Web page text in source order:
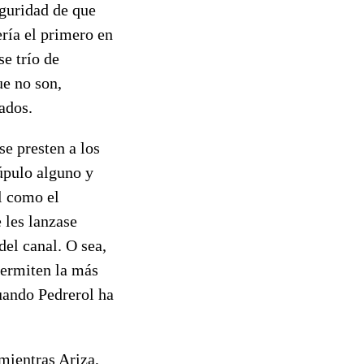
de que
el primero en
trío de
no son,
presten a los
alguno y
como el
lanzase
canal. O sea,
la más
Pedrerol ha
Ariza,